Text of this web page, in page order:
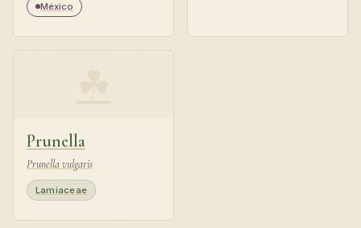
México
Prunella
Prunella vulgaris
Lamiaceae